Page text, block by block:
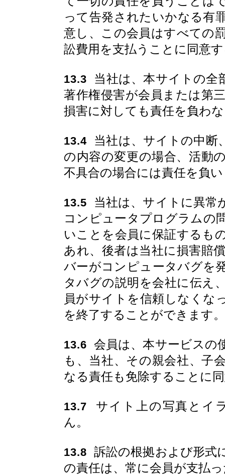
って告発されたいかなる有
意し、この会員はすべての
訟費用を支払うことに同意
13.3 当社は、本サイトの全
著作権侵害が会員または第
損害に対しても責任を負わ
13.4 当社は、サイトの中断
の内容の変更の場合、活動
不具合の場合には責任を負
13.5 当社は、サイトに異常
コンピュータプログラムの
いことを会員に保証するも
あれ、後者は当社に損害賠
バーがコンピュータバグを
タバグの説明を会社に伝え
員がサイトを信頼しなくな
を終了することができます。
13.6 会員は、本サービスの
も、当社、その親会社、子
なる責任も免除することに
13.7 サイト上の写真とイ
ん。
13.8 訴訟の根拠および形式
の責任は、常に会員が支払